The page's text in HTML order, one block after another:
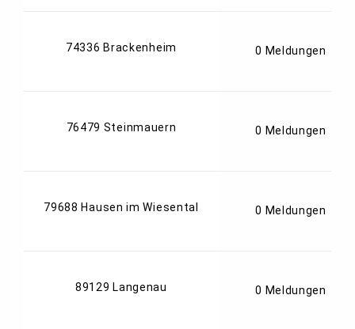
74336 Brackenheim 0 Meldungen
76479 Steinmauern 0 Meldungen
79688 Hausen im Wiesental 0 Meldungen
89129 Langenau 0 Meldungen